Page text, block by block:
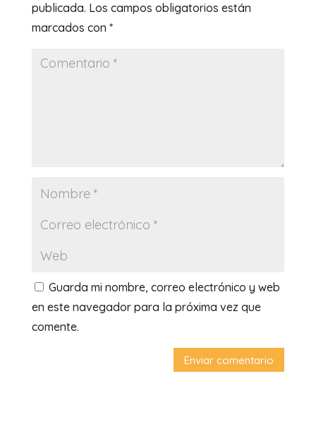
publicada. Los campos obligatorios están
marcados con *
Guarda mi nombre, correo electrónico y web
en este navegador para la próxima vez que
comente.